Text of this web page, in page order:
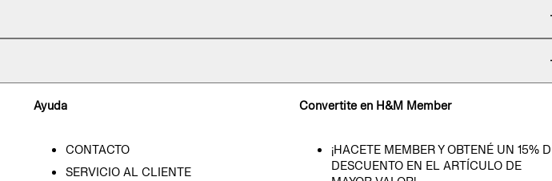
Ayuda
CONTACTO
SERVICIO AL CLIENTE
Convertite en H&M Member
¡HACETE MEMBER Y OBTENÉ UN 15%
DESCUENTO EN EL ARTÍCULO DE